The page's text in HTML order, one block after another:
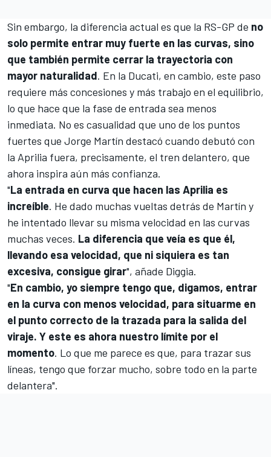
Sin embargo, la diferencia actual es que la RS-GP de no
solo permite entrar muy fuerte en las curvas, sino
que también permite cerrar la trayectoria con
mayor naturalidad. En la Ducati, en cambio, este paso
requiere más concesiones y más trabajo en el equilibrio,
lo que hace que la fase de entrada sea menos
inmediata. No es casualidad que uno de los puntos
fuertes que Jorge Martín destacó cuando debutó con
la Aprilia fuera, precisamente, el tren delantero, que
ahora inspira aún más confianza.
"La entrada en curva que hacen las Aprilia es
increíble. He dado muchas vueltas detrás de Martín y
he intentado llevar su misma velocidad en las curvas
muchas veces. La diferencia que veía es que él,
llevando esa velocidad, que ni siquiera es tan
excesiva, consigue girar", añade Diggia.
"En cambio, yo siempre tengo que, digamos, entrar
en la curva con menos velocidad, para situarme en
el punto correcto de la trazada para la salida del
viraje. Y este es ahora nuestro límite por el
momento. Lo que me parece es que, para trazar sus
líneas, tengo que forzar mucho, sobre todo en la parte
delantera".